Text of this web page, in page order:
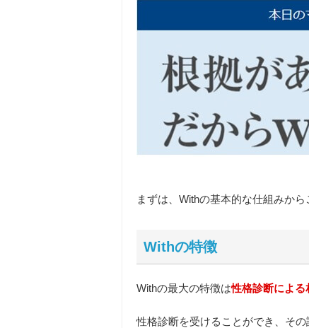
まずは、Withの基本的な仕組みから
Withの特徴
Withの最大の特徴は性格診断による
性格診断を受けることができ、そ